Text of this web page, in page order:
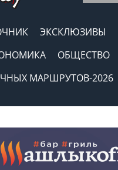
ЭКСКЛЮЗИВЫ
ОБЩЕСТВО
МАРШРУТОВ-2026